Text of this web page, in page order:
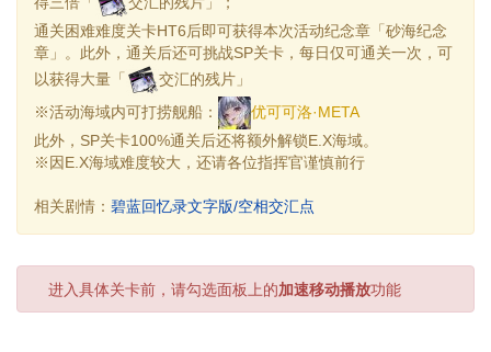
通关困难难度关卡HT6后即可获得本次活动纪念章「砂海纪念
章」。此外，通关后还可挑战SP关卡，每日仅可通关一次，可
以获得大量「
交汇的残片」
※活动海域内可打捞舰船：
优可可洛·META
此外，SP关卡100%通关后还将额外解锁E.X海域。
※因E.X海域难度较大，还请各位指挥官谨慎前行
相关剧情： 碧蓝回忆录文字版/空相交汇点
进入具体关卡前，请勾选面板上的加速移动播放功能